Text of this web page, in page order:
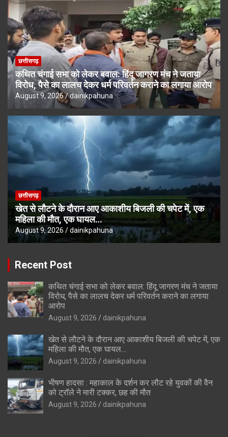
छत्तीसगढ़
कथित चंगाई सभा को लेकर बवाल: हिंदू जागरण मंच ने जताया
विरोध, पैसे का लालच देकर धर्म परिवर्तन कराने का लगाया आरोप
August 9, 2026 dainikpahuna
छत्तीसगढ़
खेत से लौटने के दौरान आए आकाशीय बिजली की चपेट में, एक
महिला की मौत, एक घायल…
August 9, 2026 dainikpahuna
Recent Post
कथित चंगाई सभा को लेकर बवाल: हिंदू जागरण मंच ने जताया
विरोध, पैसे का लालच देकर धर्म परिवर्तन कराने का लगाया
आरोप
August 9, 2026 dainikpahuna
खेत से लौटने के दौरान आए आकाशीय बिजली की चपेट में, एक
महिला की मौत, एक घायल…
August 9, 2026 dainikpahuna
भीषण हादसा : महाकाल के दर्शन कर लौट रहे युवकों की वैन
को ट्रॉले ने मारी टक्कर, छह की मौत
August 9, 2026 dainikpahuna